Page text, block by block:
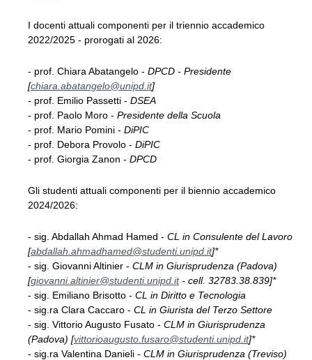
I docenti attuali componenti per il triennio accademico
2022/2025 - prorogati al 2026:
- prof. Chiara Abatangelo - DPCD - Presidente
[chiara.abatangelo@unipd.it]
- prof. Emilio Passetti - DSEA
- prof. Paolo Moro - Presidente della Scuola
- prof. Mario Pomini - DiPIC
- prof. Debora Provolo - DiPIC
- prof. Giorgia Zanon - DPCD
Gli studenti attuali componenti per il biennio accademico
2024/2026:
- sig. Abdallah Ahmad Hamed - CL in Consulente del Lavoro
[abdallah.ahmadhamed@studenti.unipd.it]*
- sig. Giovanni Altinier - CLM in Giurisprudenza (Padova)
[giovanni.altinier@studenti.unipd.it- cell. 32783.38.839]*
- sig. Emiliano Brisotto - CL in Diritto e Tecnologia
- sig.ra Clara Caccaro - CL in Giurista del Terzo Settore
- sig. Vittorio Augusto Fusato - CLM in Giurisprudenza
(Padova) [vittorioaugusto.fusaro@studenti.unipd.it]*
- sig.ra Valentina Danieli - CLM in Giurisprudenza (Treviso)